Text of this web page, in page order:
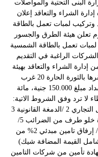
وزارة البنى التحتية والمواصلات
الشراء والتعاقد إعلان
بتوريد وتركيب لمبات تعمل بالطاقة
تعلن هيئة الطرق والجسور
تعمل بالطاقة الشمسية
الراغبة في التقديم
الشراء والتعاقد بهيئة
الطرق والجسور و مصارف المياه بمقرها بالثورة الحارة 20 غرب
محطة وقود النيل شارع الوادي بعد سداد مبلغ 150.000 جنية، مائة
لا ترد وفق الشروط الاتية:
1/ إرفاق شهادة التسجيل من المسجل التجاري 2 /الدمغة القانونية 3
/شهادة إبراء ذمة من الزكاة 4/ شهادة خلو طرف من الضرائب 5/
شهادة تسجيل على القيمة المضافة 6/ إرفاق تامين مبدئي 2% من
القيمة المضافة شيك)
تأمين من شركات التامين